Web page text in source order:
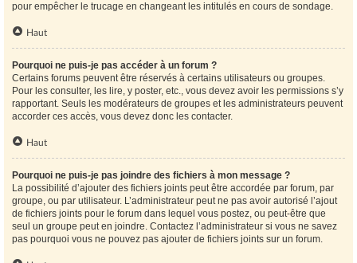
pour empêcher le trucage en changeant les intitulés en cours de sondage.
Haut
Pourquoi ne puis-je pas accéder à un forum ?
Certains forums peuvent être réservés à certains utilisateurs ou groupes.
Pour les consulter, les lire, y poster, etc., vous devez avoir les permissions s’y
rapportant. Seuls les modérateurs de groupes et les administrateurs peuvent
accorder ces accès, vous devez donc les contacter.
Haut
Pourquoi ne puis-je pas joindre des fichiers à mon message ?
La possibilité d’ajouter des fichiers joints peut être accordée par forum, par
groupe, ou par utilisateur. L’administrateur peut ne pas avoir autorisé l’ajout
de fichiers joints pour le forum dans lequel vous postez, ou peut-être que
seul un groupe peut en joindre. Contactez l’administrateur si vous ne savez
pas pourquoi vous ne pouvez pas ajouter de fichiers joints sur un forum.